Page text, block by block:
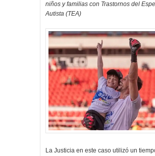
niños y familias con Trastornos del
Autista (TEA)
La Justicia en este caso utilizó un